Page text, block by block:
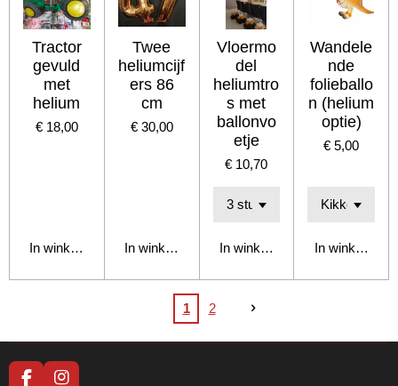
Tractor
gevuld
met
helium
€ 18,00
In winkelwagen
Twee
heliumcijf
ers 86
cm
€ 30,00
In winkelwagen
Vloermo
del
heliumtro
s met
ballonvo
etje
€ 10,70
In winkelwagen
Wandele
nde
folieballo
n (helium
optie)
€ 5,00
In
1 2